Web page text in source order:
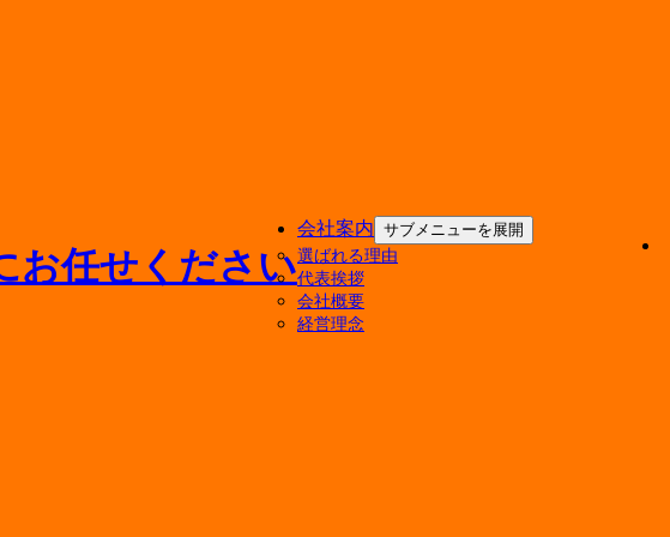
会社案内 サブメニューを展開
選ばれる理由
代表挨拶
会社概要
経営理念